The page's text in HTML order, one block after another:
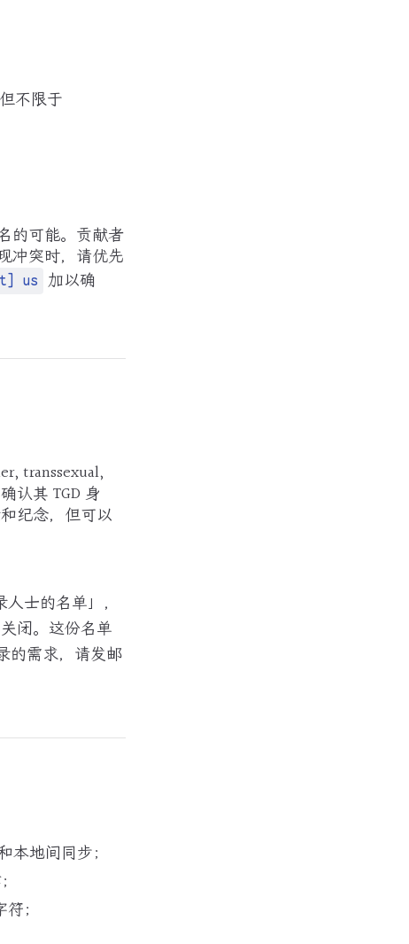
不限于
的可能。贡献者
冲突时，请优先
us 加以确
transsexual,
认其 TGD 身
纪念，但可以
士的名单」，
闭。这份名单
的需求，请发邮
地间同步；
；